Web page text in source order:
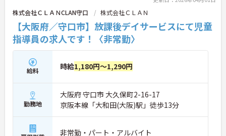
株式会社ＣＬＡＮCLAN守口 株式会社ＣＬＡＮ
【大阪府／守口市】放課後デイサービスにて児童
指導員の求人です！〈非常勤〉
給料 時給1,180円～1,290円
勤務地
大阪府 守口市 大久保町2-16-17
京阪本線「大和田(大阪)駅」徒歩13分
非常勤・パート・アルバイト